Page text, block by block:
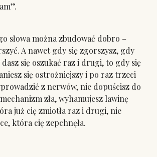
słowa można zbudować dobro –
A nawet gdy się zgorszysz, gdy
się oszukać raz i drugi, to gdy się
się ostrożniejszy i po raz trzeci
z nerwów, nie dopuścisz do
zła, wyhamujesz lawinę
już cię zmiotła raz i drugi, nie
która cię zepchnęła.